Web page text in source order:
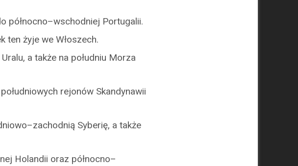
północno–wschodniej Portugalii.
ten żyje we Włoszech.
a także na południu Morza
rejonów Skandynawii
Syberię, a także
Holandii oraz północno–